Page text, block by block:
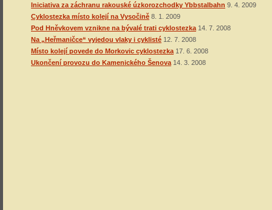
Iniciativa za záchranu rakouské úzkorozchodky Ybbstalbahn 9. 4. 2009
Cyklostezka místo kolejí na Vysočině 8. 1. 2009
Pod Hněvkovem vznikne na bývalé trati cyklostezka 14. 7. 2008
Na „Heřmaničce“ vyjedou vlaky i cyklisté 12. 7. 2008
Místo kolejí povede do Morkovic cyklostezka 17. 6. 2008
Ukončení provozu do Kamenického Šenova 14. 3. 2008